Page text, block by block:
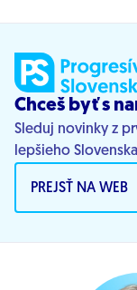
Chceš byť s
Sleduj novinky z
lepšieho
PREJSŤ NA WEB